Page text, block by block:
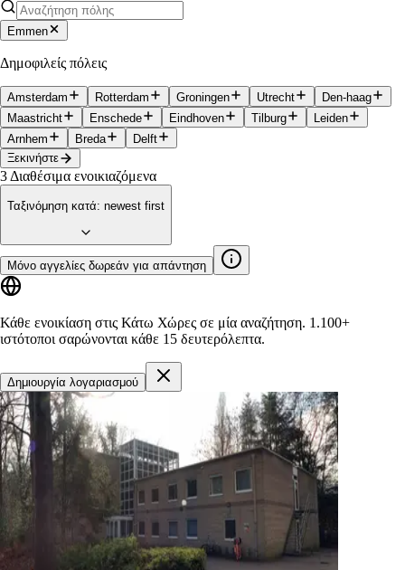
Emmen
Δημοφιλείς πόλεις
Amsterdam Rotterdam Groningen Utrecht
Den-haag
Maastricht
Enschede Eindhoven Tilburg
Leiden
Arnhem
Breda
Delft
Ξεκινήστε
3 Διαθέσιμα ενοικιαζόμενα
Ταξινόμηση κατά: newest first
Μόνο αγγελίες δωρεάν για απάντηση
Κάθε ενοικίαση στις Κάτω Χώρες σε μία αναζήτηση. 1.100+
ιστότοποι σαρώνονται κάθε 15 δευτερόλεπτα.
Δημιουργία λογαριασμού